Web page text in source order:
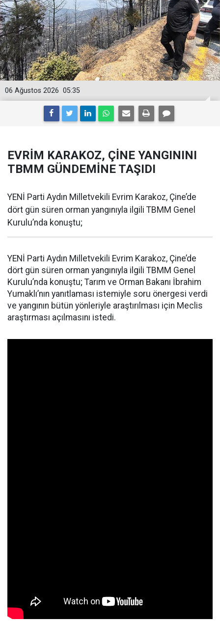
05:35
06 Ağustos 2026
EVRİM KARAKOZ, ÇİNE YANGININI
TBMM GÜNDEMİNE TAŞIDI
YENİ Parti Aydın Milletvekili Evrim Karakoz, Çine’de
dört gün süren orman yangınıyla ilgili TBMM Genel
Kurulu’nda konuştu;
YENİ Parti Aydın Milletvekili Evrim Karakoz, Çine’de
dört gün süren orman yangınıyla ilgili TBMM Genel
Kurulu’nda konuştu; Tarım ve Orman Bakanı İbrahim
Yumaklı’nın yanıtlaması istemiyle soru önergesi verdi
ve yangının bütün yönleriyle araştırılması için Meclis
araştırması açılmasını istedi.